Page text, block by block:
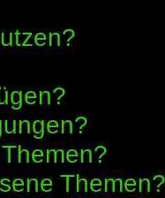
Themen?